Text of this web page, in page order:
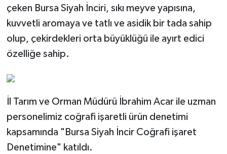
çeken Bursa Siyah İnciri, sıkı meyve yapısına,
kuvvetli aromaya ve tatlı ve asidik bir tada sahip
olup, çekirdekleri orta büyüklüğü ile ayırt edici
özelliğe sahip.
İl Tarım ve Orman Müdürü İbrahim Acar ile uzman
personelimiz coğrafi işaretli ürün denetimi
kapsamında "Bursa Siyah İncir Coğrafi işaret
Denetimine" katıldı.